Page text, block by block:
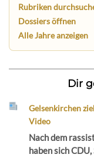
Rubriken
Dossiers öffnen
Alle Jahre anzeigen
Dir
Gelsenkirchen
Video
Nach dem
haben sich